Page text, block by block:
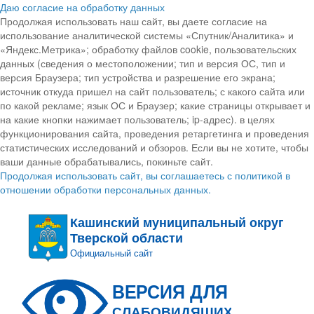
Даю согласие на обработку данных
Продолжая использовать наш сайт, вы даете согласие на
использование аналитической системы «Спутник/Аналитика» и
«Яндекс.Метрика»; обработку файлов cookie, пользовательских
данных (сведения о местоположении; тип и версия ОС, тип и
версия Браузера; тип устройства и разрешение его экрана;
источник откуда пришел на сайт пользователь; с какого сайта или
по какой рекламе; язык ОС и Браузер; какие страницы открывает и
на какие кнопки нажимает пользователь; ip-адрес). в целях
функционирования сайта, проведения ретаргетинга и проведения
статистических исследований и обзоров. Если вы не хотите, чтобы
ваши данные обрабатывались, покиньте сайт.
Продолжая использовать сайт, вы соглашаетесь с политикой в
отношении обработки персональных данных.